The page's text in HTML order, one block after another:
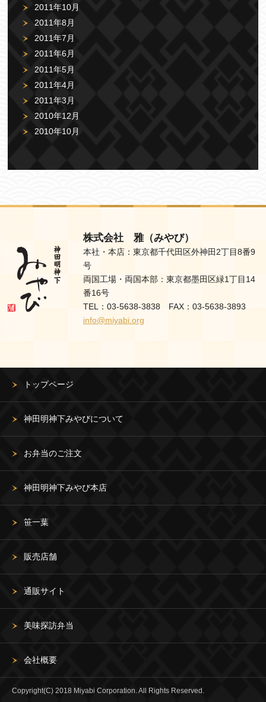
2011年10月
2011年8月
2011年7月
2011年6月
2011年5月
2011年4月
2011年3月
2010年12月
2010年10月
株式会社 雅（みやび）
本社・本店：東京都千代田区外神田2丁目8番9
号
両国工場・両国本部：東京都墨田区緑1丁目14
番16号
TEL：03-5638-3838 FAX：03-5638-3893
info@miyabi.org
トップページ
神田明神下みやびについて
お弁当のご注文
神田明神下みやび本店
笹一葉
販売店舗
通販サイト
美味探訪弁当
会社概要
Copyright(C) 2018 Miyabi Corporation. All Rights Reserved.